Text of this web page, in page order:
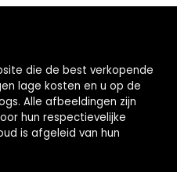
die de best verkopende
lage kosten en u op de
Alle afbeeldingen zijn
hun respectievelijke
is afgeleid van hun